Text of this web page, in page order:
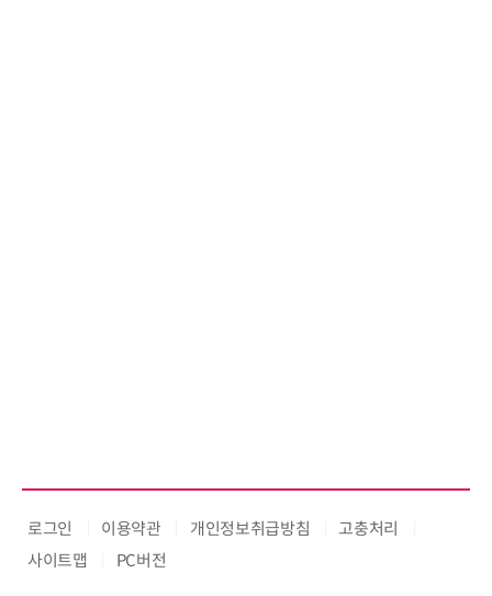
로그인 이용약관 개인정보취급방침
고충처리
사이트맵
PC버전